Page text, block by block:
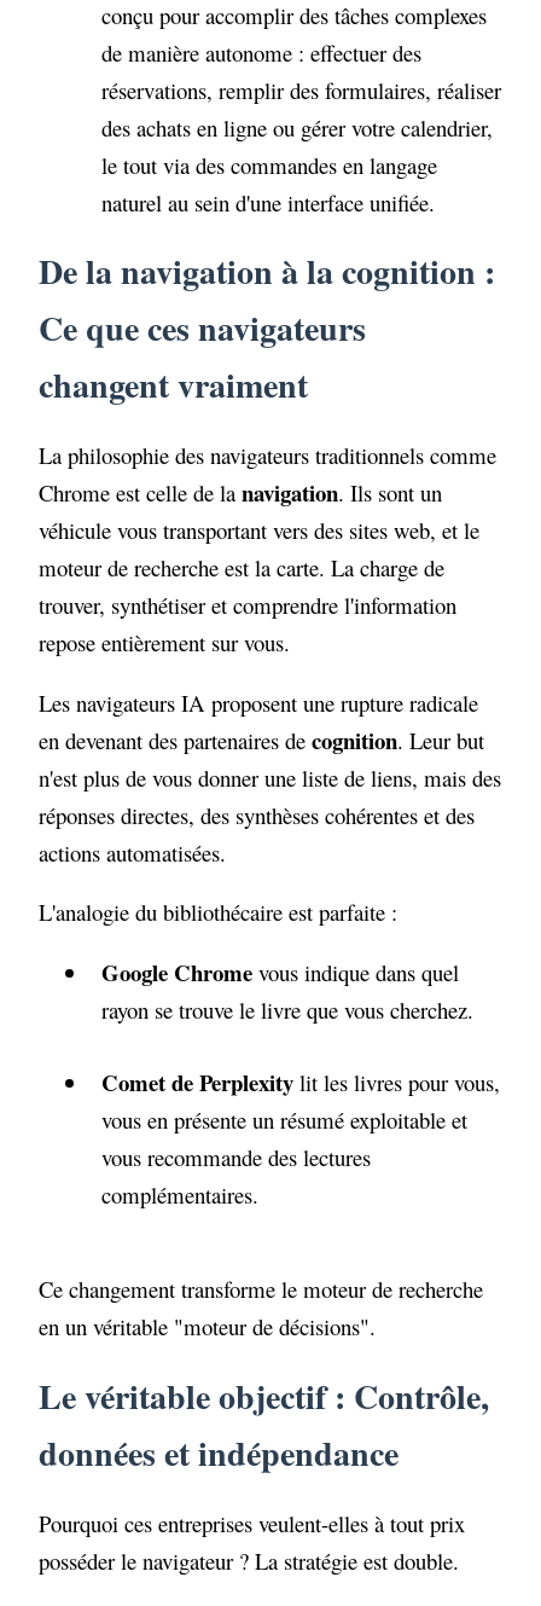
conçu pour accomplir des tâches complexes
de manière autonome : effectuer des
réservations, remplir des formulaires, réaliser
des achats en ligne ou gérer votre calendrier,
le tout via des commandes en langage
naturel au sein d'une interface unifiée.
De la navigation à la cognition :
Ce que ces navigateurs
changent vraiment
La philosophie des navigateurs traditionnels comme
Chrome est celle de lanavigation. Ils sont un
véhicule vous transportant vers des sites web, et le
moteur de recherche est la carte. La charge de
trouver, synthétiser et comprendre l'information
repose entièrement sur vous.
Les navigateurs IA proposent une rupture radicale
en devenant des partenaires decognition. Leur but
n'est plus de vous donner une liste de liens, mais des
réponses directes, des synthèses cohérentes et des
actions automatisées.
L'analogie du bibliothécaire est parfaite :
Google Chromevous indique dans quel
rayon se trouve le livre que vous cherchez.
Comet de Perplexitylit les livres pour vous,
vous en présente un résumé exploitable et
vous recommande des lectures
complémentaires.
Ce changement transforme le moteur de recherche
en un véritable "moteur de décisions".
Le véritable objectif : Contrôle,
données et indépendance
Pourquoi ces entreprises veulent-elles à tout prix
posséder le navigateur ? La stratégie est double.